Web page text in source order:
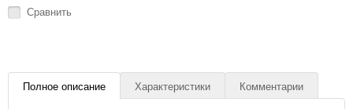
Сравнить
Полное описание Характеристики Комментарии